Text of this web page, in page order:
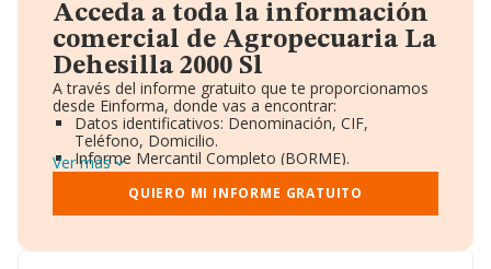
Acceda a toda la información
comercial de Agropecuaria La
Dehesilla 2000 Sl
A través del informe gratuito que te proporcionamos
desde Einforma, donde vas a encontrar:
Datos identificativos: Denominación, CIF,
Teléfono, Domicilio.
Informe Mercantil Completo (BORME).
Gráficos de Evolución Ventas y Empleados.
Consejo de Administración y Administradores.
Directivos y Ejecutivos.
Ver más
QUIERO MI INFORME GRATUITO